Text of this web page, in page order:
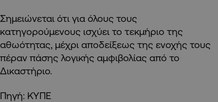
Σημειώνεται ότι για όλους τους
κατηγορούμενους ισχύει το τεκμήριο της
αθωότητας, μέχρι αποδείξεως της ενοχής τους
πέραν πάσης λογικής αμφιβολίας από το
Δικαστήριο.
Πηγή: ΚΥΠΕ